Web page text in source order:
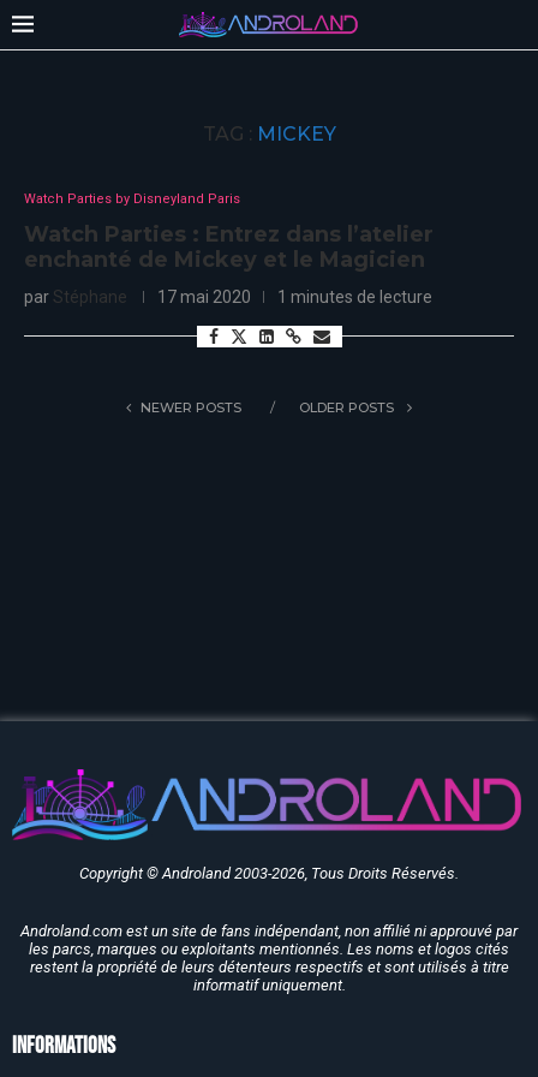
TAG : MICKEY
Watch Parties by Disneyland Paris
Watch Parties : Entrez dans l’atelier
enchanté de Mickey et le Magicien
par Stéphane 17 mai 2020 1 minutes de lecture
NEWER POSTS OLDER POSTS
Copyright © Androland 2003-2026, Tous Droits Réservés.
Androland.com est un site de fans indépendant, non affilié ni approuvé par
les parcs, marques ou exploitants mentionnés. Les noms et logos cités
restent la propriété de leurs détenteurs respectifs et sont utilisés à titre
informatif uniquement.
Informations